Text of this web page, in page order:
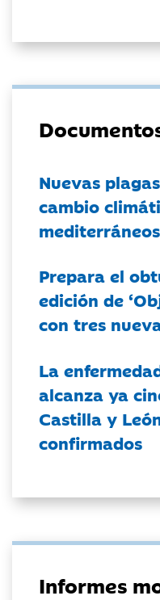
Nuevas
cambio
mediterráneos
Prepara el
edición de
con tres
La
alcanza ya
Castilla y
confirmados
Informes